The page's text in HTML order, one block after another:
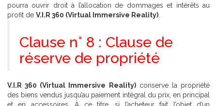
pourra ouvrir droit à l’allocation de dommages et intérêts au
profit de V.I.R 360 (Virtual Immersive Reality)
Clause n° 8 : Clause de
réserve de propriété
V.I.R 360 (Virtual Immersive Reality)conserve la propriété
des biens vendus jusqu’au paiement intégral du prix, en principal